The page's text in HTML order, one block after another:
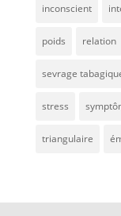
inconscient
poids relation
sevrage
stress
triangulaire